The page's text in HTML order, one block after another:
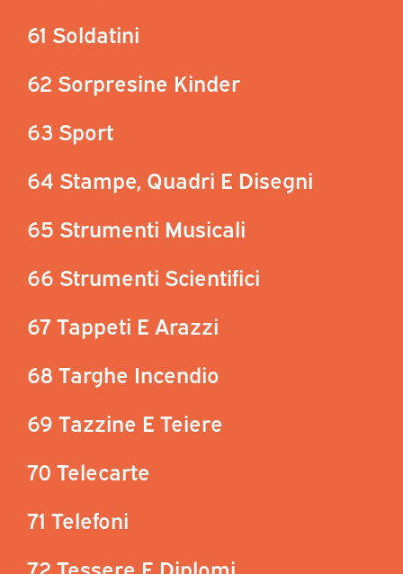
61 Soldatini
62 Sorpresine Kinder
63 Sport
64 Stampe, Quadri E Disegni
65 Strumenti Musicali
66 Strumenti Scientifici
67 Tappeti E Arazzi
68 Targhe Incendio
69 Tazzine E Teiere
70 Telecarte
71 Telefoni
72 Tessere E Diplomi